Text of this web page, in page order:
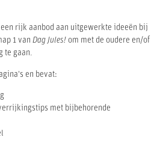
rijk aanbod aan uitgewerkte ideeën bij
1 van Dag Jules! om met de oudere en/of
te gaan.
en bevat:
met bijbehorende